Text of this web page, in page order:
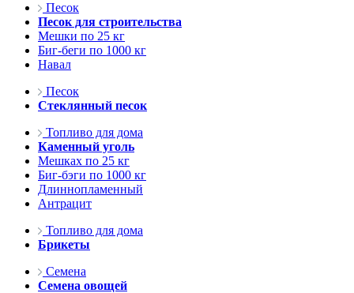
Песок
Песок для строительства
Мешки по 25 кг
Биг-беги по 1000 кг
Навал
Песок
Стеклянный песок
Топливо для дома
Каменный уголь
Мешках по 25 кг
Биг-бэги по 1000 кг
Длиннопламенный
Антрацит
Топливо для дома
Брикеты
Семена
Семена овощей